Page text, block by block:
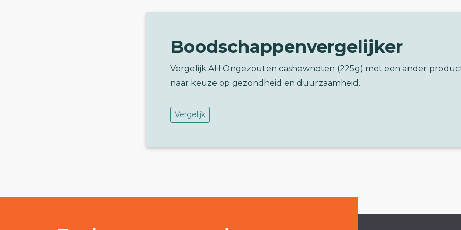
Boodschappenvergelijker
Vergelijk AH Ongezouten cashewnoten (225g) met een ander
naar keuze op gezondheid en duurzaamheid.
Vergelijk